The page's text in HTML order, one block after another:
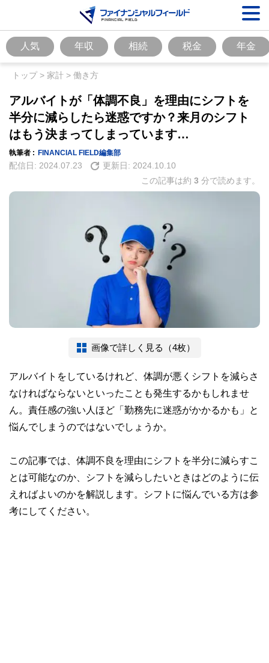
人気 年収 相続 税金 年金
トップ> 家計 > 働き方
アルバイトが「体調不良」を理由にシフトを
半分に減らしたら迷惑ですか？来月のシフト
はもう決まってしまっています…
執筆者 : FINANCIAL FIELD編集部
配信日: 2024.07.23 更新日: 2024.10.10
この記事は約 3 分で読めます。
画像で詳しく見る（4枚）
アルバイトをしているけれど、体調が悪くシフトを減らさ
なければならないといったことも発生するかもしれませ
ん。責任感の強い人ほど「勤務先に迷惑がかかるかも」と
悩んでしまうのではないでしょうか。
この記事では、体調不良を理由にシフトを半分に減らすこ
とは可能なのか、シフトを減らしたいときはどのように伝
えればよいのかを解説します。シフトに悩んでいる方は参
考にしてください。